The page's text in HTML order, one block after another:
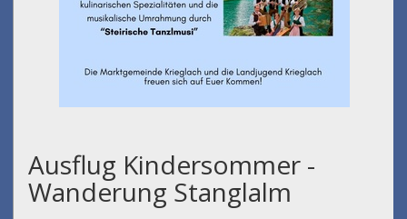
Ausflug Kindersommer -
Wanderung Stanglalm